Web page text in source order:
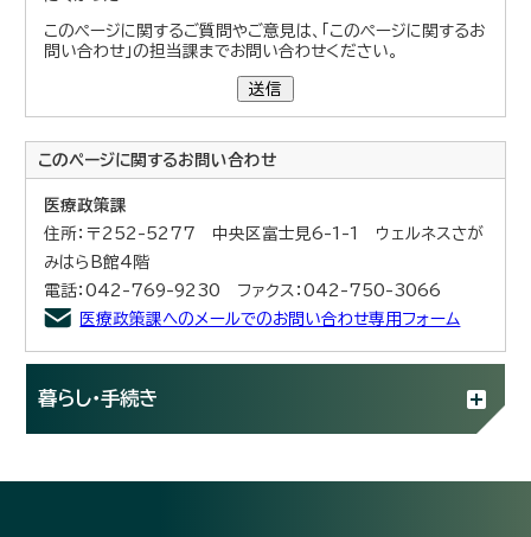
このページに関するご質問やご意見は、「このページに関するお
問い合わせ」の担当課までお問い合わせください。
送信
このページに関するお問い合わせ
医療政策課
住所：〒252-5277 中央区富士見6-1-1 ウェルネスさが
みはらB館4階
電話：042-769-9230 ファクス：042-750-3066
医療政策課へのメールでのお問い合わせ専用フォーム
暮らし・手続き